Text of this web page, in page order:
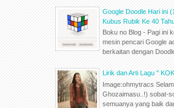
Google Doodle Hari ini
Kubus Rubik Ke 40
Boku no Blog - Pagi ini
mesin pencari Google
berkaitan dengan
Lirik dan Arti Lagu "
Image:ohmytracs
Ghozaimasu..!) sobat-
semuanya yang baik